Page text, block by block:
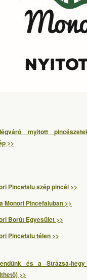
myitott
>>
Pincefalu szép pincéi >>
Monori Pincefaluban >>
Borút Egyesület >>
Pincefalu télen >>
és a Strázsa-hegy
>>